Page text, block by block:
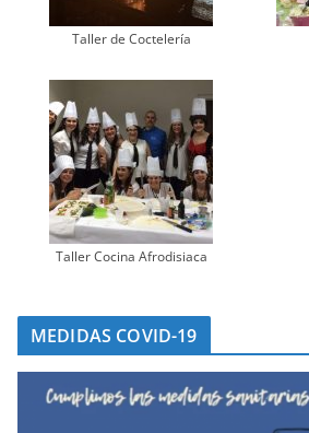
Taller de Coctelería
Taller Cocina Afrodisiaca
MEDIDAS COVID-19